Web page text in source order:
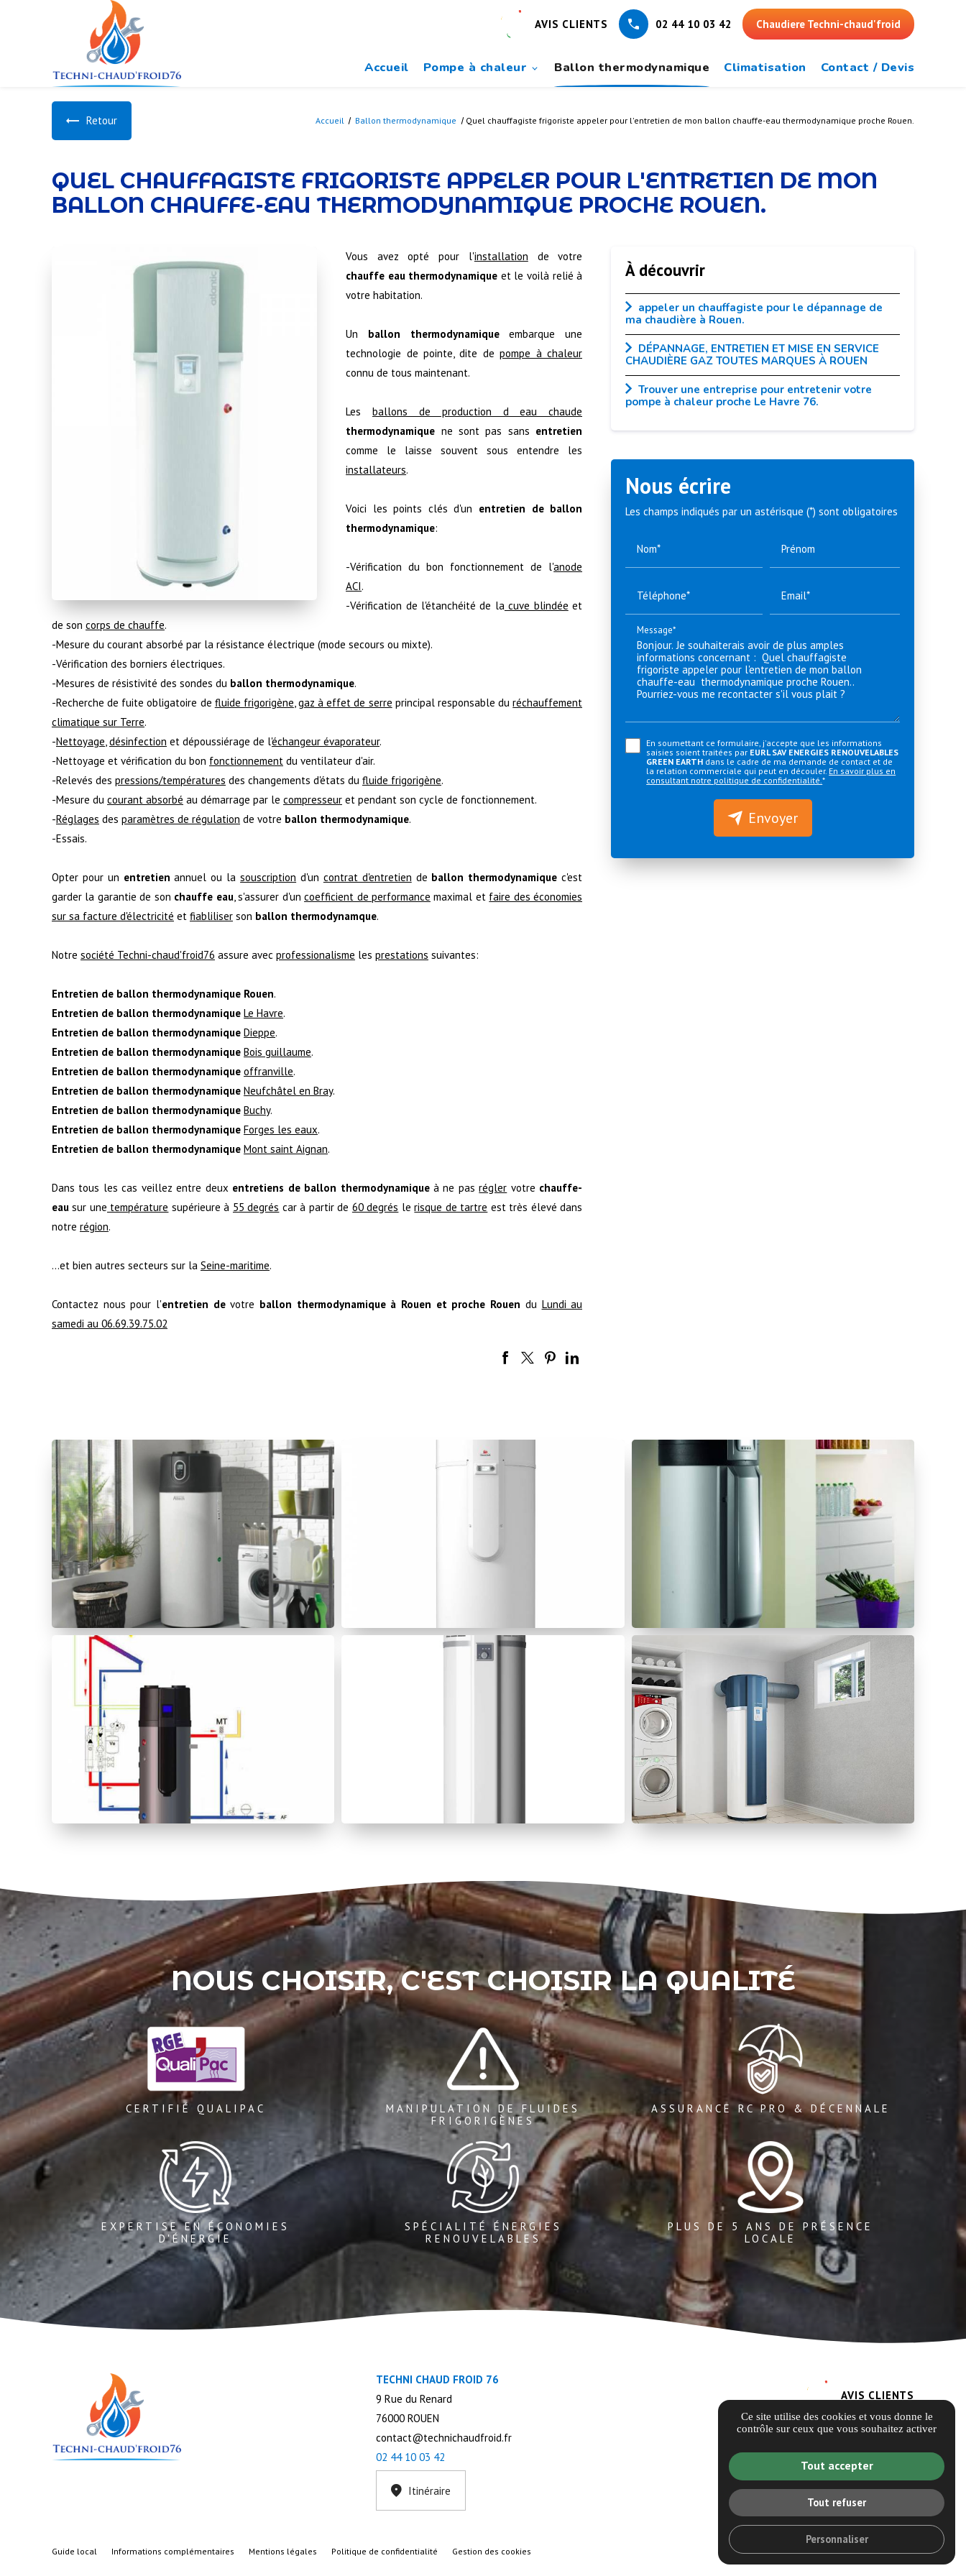
AVIS CLIENTS 02 44 10 03 42 Chaudiere Techni-chaud'froid
Accueil Pompe à chaleur Ballon thermodynamique Climatisation Contact / Devis
Accueil Ballon thermodynamique Quel chauffagiste frigoriste appeler pour l'entretien de mon ballon chauffe-eau thermodynamique proche Rouen.
Retour
QUEL CHAUFFAGISTE FRIGORISTE APPELER POUR L'ENTRETIEN DE MON
BALLON CHAUFFE-EAU THERMODYNAMIQUE PROCHE ROUEN.
Vous avez opté pour l'installation de votre
chauffe eau thermodynamique et le voilà relié à
votre habitation.
Un ballon thermodynamiqueembarque une
technologie de pointe, dite depompe à chaleur
connu de tous maintenant.
Les ballons de production d eau chaude
thermodynamique ne sont pas sans entretien
comme le laisse souvent sous entendre les
installateurs.
Voici les points clés d'un entretien de ballon
thermodynamique:
-Vérification du bon fonctionnement de l'anode
ACI.
-Vérification de l'étanchéité de la cuve blindée et
de son corps de chauffe.
-Mesure du courant absorbé par la résistance électrique (mode secours ou mixte).
-Vérification des borniers électriques.
-Mesures de résistivité des sondes du ballon thermodynamique.
-Recherche de fuite obligatoire de fluide frigorigène ,gaz à effet de serre principal responsable duréchauffement
climatique sur Terre.
-Nettoyage désinfection et dépoussiérage de l'échangeur évaporateur.
-Nettoyage et vérification du bon fonctionnement du ventilateur d'air.
-Relevés des pressions/températures des changements d'états du fluide frigorigène.
-Mesure du courant absorbé au démarrage par le compresseur et pendant son cycle de fonctionnement.
-Réglages des paramètres de régulation de votre ballon thermodynamique.
-Essais.
Opter pour un entretien annuel ou lasouscription d'un contrat d'entretien de ballon thermodynamique c'est
garder la garantie de son chauffe eau , s'assurer d'uncoefficient de performance maximal et faire des économies
sur sa facture d'électricité et fiabliliser son ballon thermodynamque.
Notre société Techni-chaud'froid76 assure avec professionalisme les prestations suivantes:
Entretien de ballon thermodynamique Rouen.
Entretien de ballon thermodynamique Le Havre.
Entretien de ballon thermodynamique Dieppe.
Entretien de ballon thermodynamique Bois guillaume.
Entretien de ballon thermodynamique offranville.
Entretien de ballon thermodynamique Neufchâtel en Bray.
Entretien de ballon thermodynamique Buchy.
Entretien de ballon thermodynamique Forges les eaux.
Entretien de ballon thermodynamique Mont saint Aignan.
Dans tous les cas veillez entre deux entretiens de ballon thermodynamiqueà ne pasrégler votre chauffe-
eau sur une température supérieure à 55 degrés car à partir de 60 degrés lerisque de tartre est très élevé dans
notre région.
...et bien autres secteurs sur la Seine-maritime.
Contactez nous pour l'entretien devotre ballon thermodynamique à Rouen et proche Rouen du Lundi au
samedi au 06.69.39.75.02
À découvrir
appeler un chauffagiste pour le dépannage de
ma chaudière à Rouen.
DÉPANNAGE, ENTRETIEN ET MISE EN SERVICE
CHAUDIÈRE GAZ TOUTES MARQUES À ROUEN
Trouver une entreprise pour entretenir votre
pompe à chaleur proche Le Havre 76.
Nous écrire
Les champs indiqués par un astérisque (*) sont obligatoires
Nom* Prénom
Téléphone* Email*
Message*
En soumettant ce formulaire, j'accepte que les informations
saisies soient traitées par EURL SAV ENERGIES RENOUVELABLES
GREEN EARTH dans le cadre de ma demande de contact et de
la relation commerciale qui peut en découler. En savoir plus en
consultant notre politique de confidentialité.*
Envoyer
NOUS CHOISIR, C'EST CHOISIR LA QUALITÉ
CERTIFIÉ QUALIPAC
MANIPULATION DE FLUIDES
FRIGORIGÈNES
ASSURANCE RC PRO & DÉCENNALE
EXPERTISE EN ÉCONOMIES
D'ÉNERGIE
SPÉCIALITÉ ÉNERGIES
RENOUVELABLES
PLUS DE 5 ANS DE PRÉSENCE
LOCALE
TECHNI CHAUD FROID 76
9 Rue du Renard
76000 ROUEN
contact@technichaudfroid.fr
02 44 10 03 42
Itinéraire
AVIS CLIENTS
Guide local Informations complémentaires Mentions légales Politique de confidentialité Gestion des cookies
Panneau de gestion des cookies
Ce site utilise des cookies et vous donne le
contrôle sur ceux que vous souhaitez activer
Tout accepter
Tout refuser
Personnaliser